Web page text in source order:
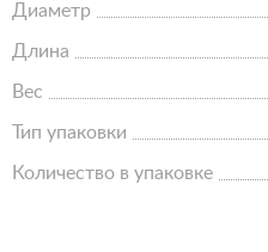
Диаметр
Длина
Вес
Тип упаковки
Количество в упаковке